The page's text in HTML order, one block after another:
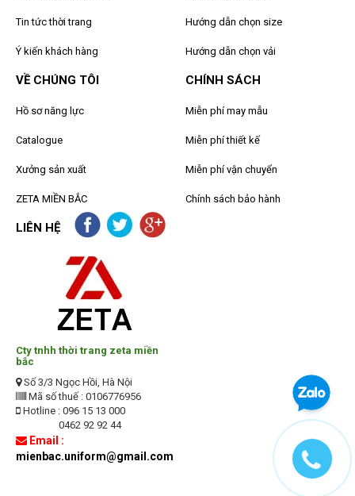
Tin tức thời trang
Ý kiến khách hàng
Hướng dẫn chọn size
Hướng dẫn chọn vải
VỀ CHÚNG TÔI
Hồ sơ năng lực
Catalogue
Xưởng sản xuất
ZETA MIỀN BẮC
CHÍNH SÁCH
Miễn phí may mẫu
Miễn phí thiết kế
Miễn phí vận chuyển
Chính sách bảo hành
LIÊN HỆ
Cty tnhh thời trang zeta miền
bắc
Số 3/3 Ngọc Hồi, Hà Nội
Mã số thuế : 0106776956
Hotline : 096 15 13 000
0462 92 92 44
Email :
mienbac.uniform@gmail.com